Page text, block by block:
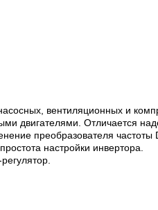
вентиляционных и
двигателями. Отличается
преобразователя частоты
настройки инвертора.